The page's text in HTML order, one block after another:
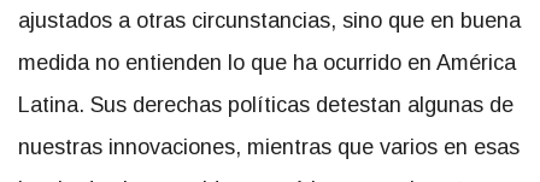
ajustados a otras circunstancias, sino que en buena
medida no entienden lo que ha ocurrido en América
Latina. Sus derechas políticas detestan algunas de
nuestras innovaciones, mientras que varios en esas